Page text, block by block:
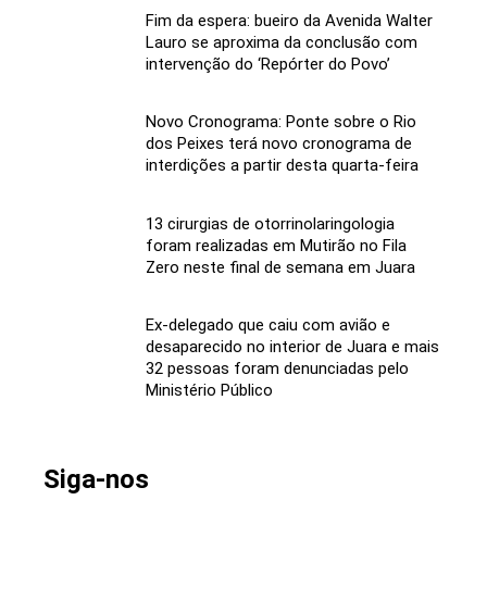
Fim da espera: bueiro da Avenida Walter
Lauro se aproxima da conclusão com
intervenção do ‘Repórter do Povo’
Novo Cronograma: Ponte sobre o Rio
dos Peixes terá novo cronograma de
interdições a partir desta quarta-feira
13 cirurgias de otorrinolaringologia
foram realizadas em Mutirão no Fila
Zero neste final de semana em Juara
Ex-delegado que caiu com avião e
desaparecido no interior de Juara e mais
32 pessoas foram denunciadas pelo
Ministério Público
Siga-nos